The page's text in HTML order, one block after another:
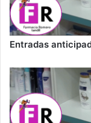
Entradas